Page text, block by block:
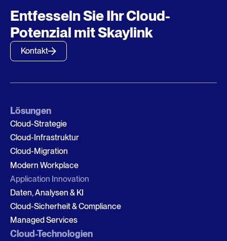
Entfesseln Sie Ihr Cloud-
Potenzial mit Skaylink
Kontakt
Lösungen
Cloud-Strategie
Cloud-Infrastruktur
Cloud-Migration
Modern Workplace
Application Innovation
Daten, Analysen & KI
Cloud-Sicherheit & Compliance
Managed Services
Cloud-Technologien